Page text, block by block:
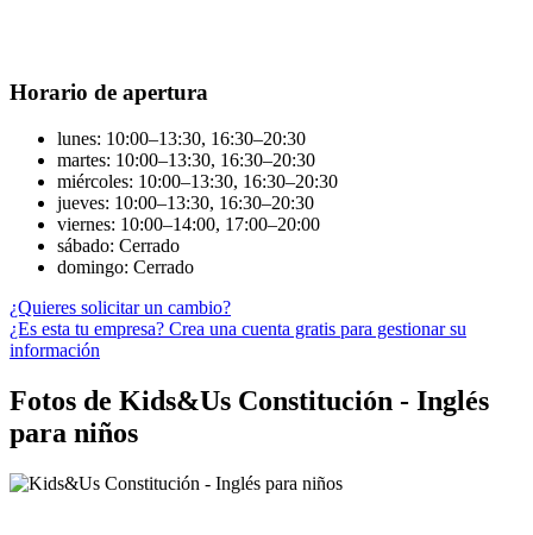
Horario de apertura
lunes: 10:00–13:30, 16:30–20:30
martes: 10:00–13:30, 16:30–20:30
miércoles: 10:00–13:30, 16:30–20:30
jueves: 10:00–13:30, 16:30–20:30
viernes: 10:00–14:00, 17:00–20:00
sábado: Cerrado
domingo: Cerrado
¿Quieres solicitar un cambio?
¿Es esta tu empresa? Crea una cuenta gratis para gestionar su
información
Fotos de Kids&Us Constitución - Inglés
para niños